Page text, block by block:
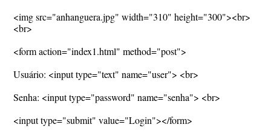
<img src="anhanguera.jpg" width="310" height="300"><br>
<br>
<form action="index1.html" method="post">
Usuário: <input type="text" name="user"> <br>
Senha: <input type="password" name="senha"> <br>
<input type="submit" value="Login"></form>